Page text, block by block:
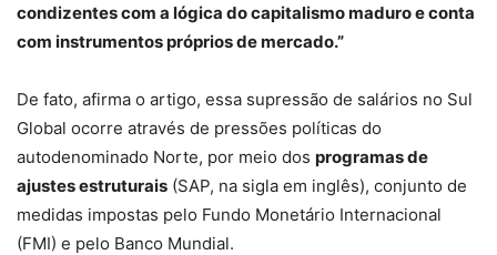
condizentes com a lógica do capitalismo maduro e conta
com instrumentos próprios de mercado.”
De fato, afirma o artigo, essa supressão de salários no Sul
Global ocorre através de pressões políticas do
autodenominado Norte, por meio dos programas de
ajustes estruturais (SAP, na sigla em inglês), conjunto de
medidas impostas pelo Fundo Monetário Internacional
(FMI) e pelo Banco Mundial.